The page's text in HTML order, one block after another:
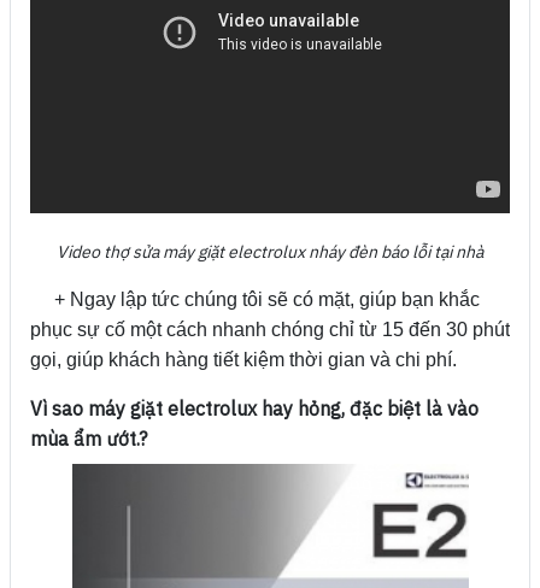
Video thợ sửa máy giặt electrolux nháy đèn báo lỗi tại nhà
+ Ngay lập tức chúng tôi sẽ có mặt, giúp bạn khắc
phục sự cố một cách nhanh chóng chỉ từ 15 đến 30 phút
gọi, giúp khách hàng tiết kiệm thời gian và chi phí.
Vì sao máy giặt electrolux hay hỏng, đặc biệt là vào
mùa ẩm ướt.?